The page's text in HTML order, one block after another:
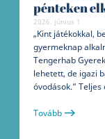
pénteken
2026. június 1
„Kint játékokkal,
gyermeknap
Tengerhab
lehetett, de igazi
óvodások.” Teljes
Tovább